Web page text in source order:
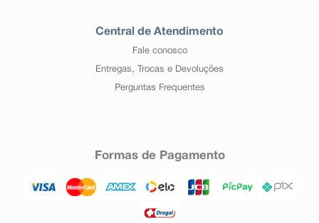
Central de Atendimento
Fale conosco
Entregas, Trocas e Devoluções
Perguntas Frequentes
Formas de Pagamento